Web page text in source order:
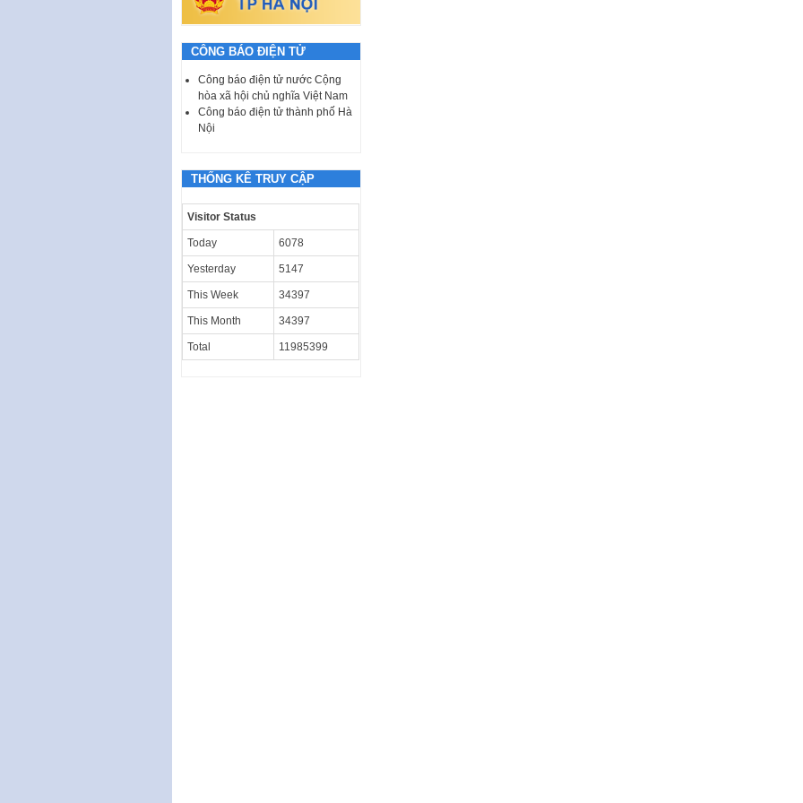
CÔNG BÁO ĐIỆN TỬ
Công báo điện tử nước Cộng
hòa xã hội chủ nghĩa Việt Nam
Công báo điện tử thành phố Hà
Nội
THỐNG KÊ TRUY CẬP
Visitor Status
Today 6078
Yesterday 5147
This Week 34397
This Month 34397
Total 11985399